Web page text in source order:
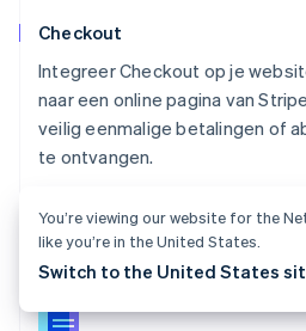
Checkout
Integreer Checkout op je
naar een online pagina van
veilig eenmalige betalingen of
te ontvangen.
Portugal
Roemenië
English
Singapore
English简体中文
Slowakije
Spanje
You’re viewing our website for the
like you’re in the United States.
Switch to the United States